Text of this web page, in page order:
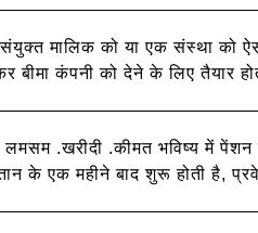
मालिक को या एक संस्था को
बीमा कंपनी को देने के लिए तैयार
लमसम .खरीदी .कीमत भविष्य में
के एक महीने बाद शुरू होती है,